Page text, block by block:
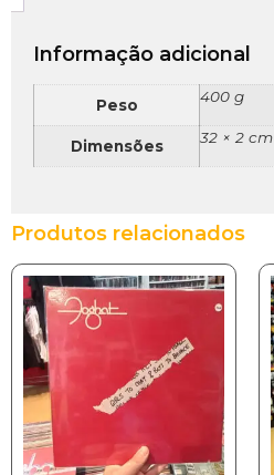
Informação adicional
Peso 400 g
Dimensões 32 × 2 cm
Produtos relacionados